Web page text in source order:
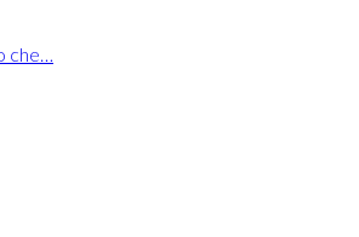
che…